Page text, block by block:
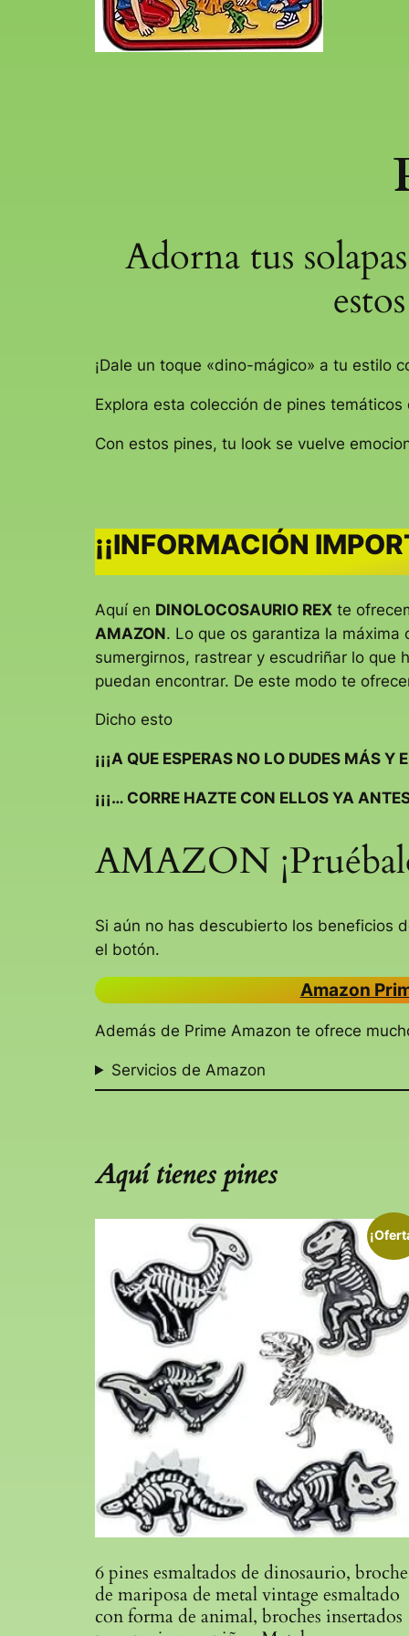
Adorna tus
¡Dale un toque «dino-mágico» a tu estilo
Explora esta colección de pines
Con estos pines, tu look se vuelve
¡¡INFORMACIÓN
Aquí en DINOLOCOSAURIO REX te
AMAZON. Lo que os garantiza la
sumergirnos, rastrear y escudriñar lo que
puedan encontrar. De este modo te
Dicho esto
¡¡¡A QUE ESPERAS NO LO DUDES MÁS
¡¡¡… CORRE HAZTE CON ELLOS YA
AMAZON
Si aún no has descubierto los beneficios
el botón.
Amazon
Además de Prime Amazon te ofrece
Servicios de Amazon
Aquí tienes pines
6 pines esmaltados de dinosaurio, broche
de mariposa de metal vintage esmaltado
con forma de animal, broches insertados